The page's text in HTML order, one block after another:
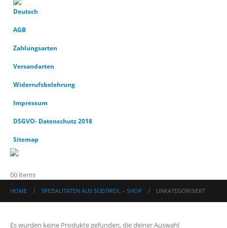
AGB
Zahlungsarten
Versandarten
Widerrufsbelehrung
Impressum
DSGVO- Datenschutz 2018
Sitemap
00 items
HOME SPEZIALITÄTEN AUS SÜDTIROL – SHOP UNKATEGORISIERT
Es wurden keine Produkte gefunden, die deiner Auswahl